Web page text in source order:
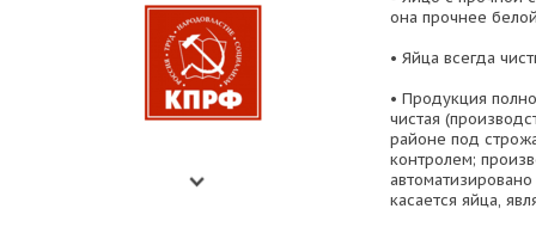
она прочнее
• Яйца всегда
• Продукция
чистая
районе под
контролем;
касается яйца,